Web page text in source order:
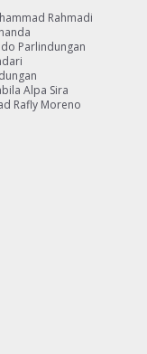
Rahmadi
Parlindungan
Alpa Sira
Rafly Moreno